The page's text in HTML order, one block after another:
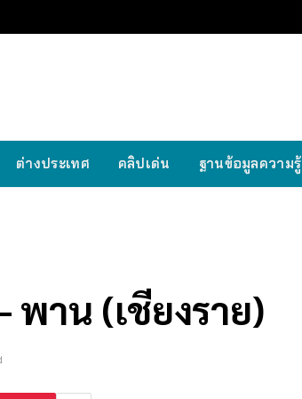
ต่างประเทศ คลิปเด่น ฐานข้อมูลความรู้
พาน (เชียงราย)